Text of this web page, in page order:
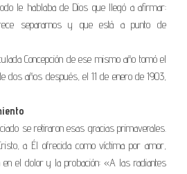
le hablaba de Dios que llegó a afirmar:
separarnos y que está a punto de
Concepción de ese mismo año tomó el
dos años después, el 11 de enero de 1903,
se retiraron esas gracias primaverales.
a Él ofrecida como víctima por amor,
el dolor y la probación: «A las radiantes